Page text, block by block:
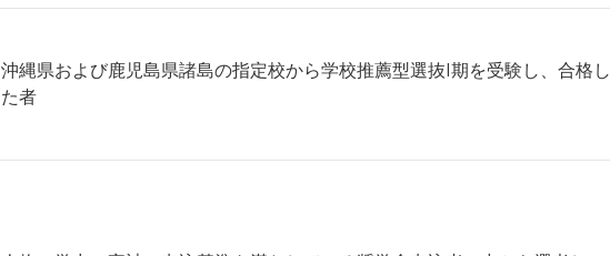
沖縄県および鹿児島県諸島の指定校から学校推薦型選抜I期を受験し、合格し
た者